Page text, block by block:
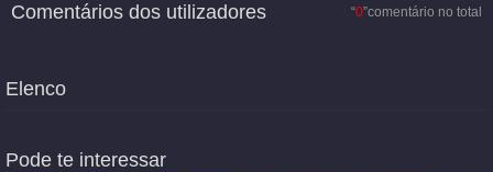
“0”comentário no total
Comentários dos utilizadores
Elenco
Pode te interessar